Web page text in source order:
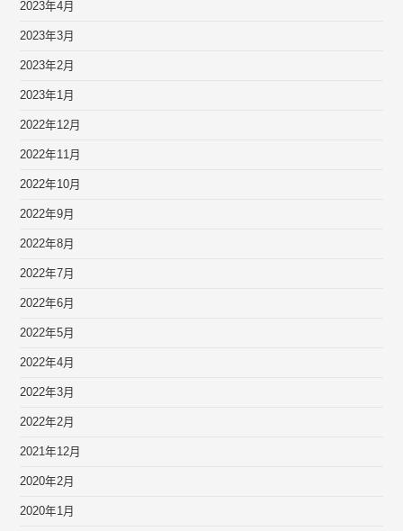
2023年4月
2023年3月
2023年2月
2023年1月
2022年12月
2022年11月
2022年10月
2022年9月
2022年8月
2022年7月
2022年6月
2022年5月
2022年4月
2022年3月
2022年2月
2021年12月
2020年2月
2020年1月